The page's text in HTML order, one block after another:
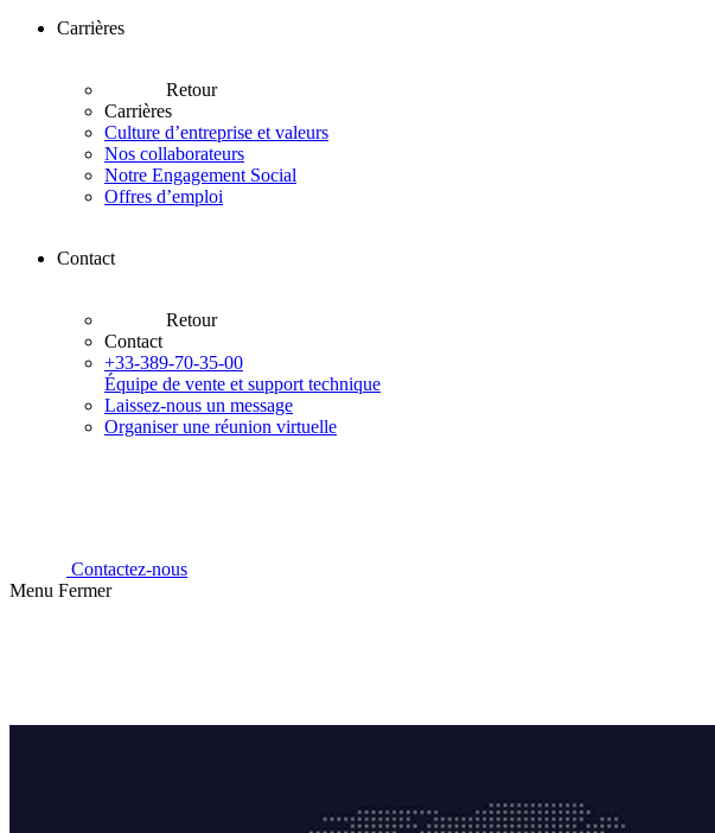
Carrières
Retour
Carrières
Culture d’entreprise et valeurs
Nos collaborateurs
Notre Engagement Social
Offres d’emploi
Contact
Retour
Contact
+33-389-70-35-00
Équipe de vente et support technique
Laissez-nous un message
Organiser une réunion virtuelle
Contactez-nous
Menu Fermer